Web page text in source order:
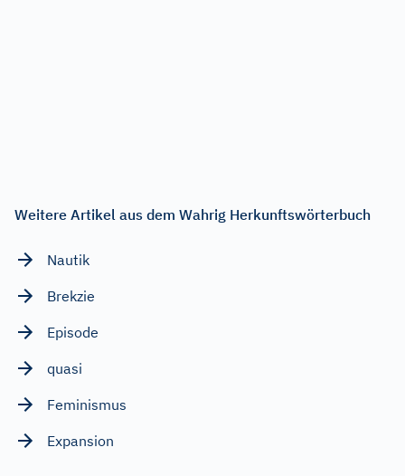
Weitere Artikel aus dem Wahrig Herkunftswörterbuch
Nautik
Brekzie
Episode
quasi
Feminismus
Expansion